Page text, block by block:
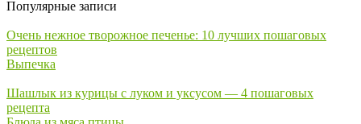
Популярные записи
Очень нежное творожное печенье: 10 лучших пошаговых
рецептов
Выпечка
Шашлык из курицы с луком и уксусом — 4 пошаговых
рецепта